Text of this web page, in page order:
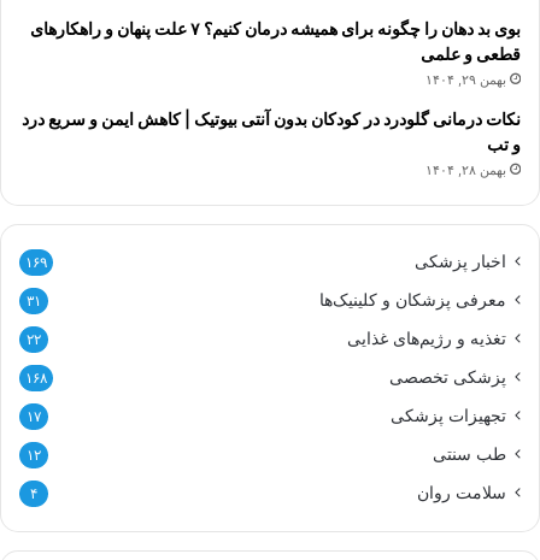
بوی بد دهان را چگونه برای همیشه درمان کنیم؟ ۷ علت پنهان و راهکارهای
قطعی و علمی
بهمن ۲۹, ۱۴۰۴
نکات درمانی گلودرد در کودکان بدون آنتی بیوتیک | کاهش ایمن و سریع درد
و تب
بهمن ۲۸, ۱۴۰۴
اخبار پزشکی ۱۶۹
معرفی پزشکان و کلینیک‌ها ۳۱
تغذیه و رژیم‌های غذایی ۲۲
پزشکی تخصصی ۱۶۸
تجهیزات پزشکی ۱۷
طب سنتی ۱۲
سلامت روان ۴